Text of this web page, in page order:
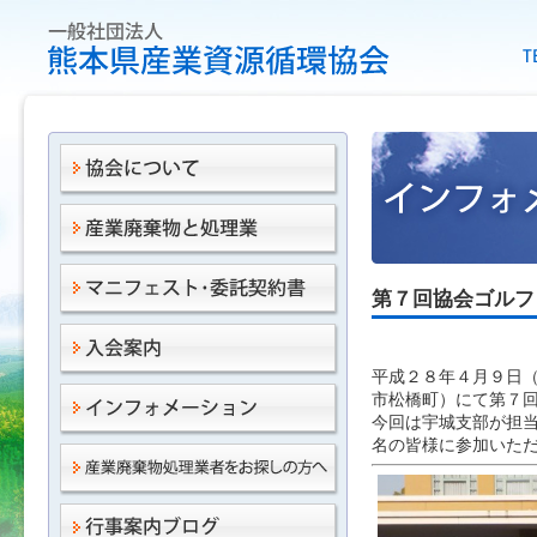
第７回協会ゴル
平成２８年４月９日
市松橋町）にて第７
今回は宇城支部が担
名の皆様に参加いた